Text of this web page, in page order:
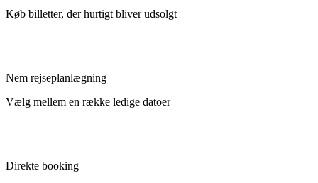
Køb billetter, der hurtigt bliver udsolgt
Nem rejseplanlægning
Vælg mellem en række ledige datoer
Direkte booking